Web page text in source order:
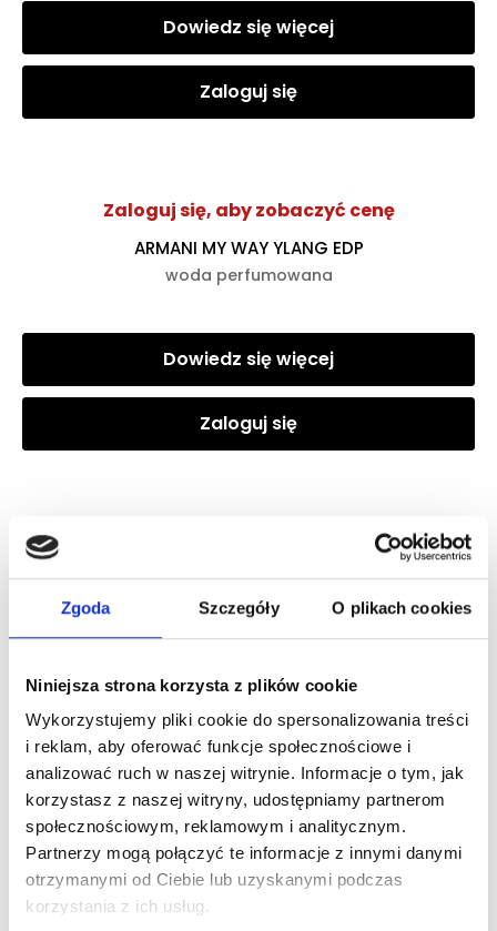
Zgoda Szczegóły O plikach cookies
Niniejsza strona korzysta z plików cookie
Wykorzystujemy pliki cookie do spersonalizowania treści
i reklam, aby oferować funkcje społecznościowe i
analizować ruch w naszej witrynie. Informacje o tym, jak
korzystasz z naszej witryny, udostępniamy partnerom
społecznościowym, reklamowym i analitycznym.
Partnerzy mogą połączyć te informacje z innymi danymi
otrzymanymi od Ciebie lub uzyskanymi podczas
korzystania z ich usług.
Dowiedz się więcej
Zaloguj się
Zaloguj się, aby zobaczyć cenę
ARMANI MY WAY YLANG EDP
woda perfumowana
Dowiedz się więcej
Zaloguj się
Zaloguj się, aby zobaczyć cenę
DOLCE&GABBANA DEVOTION POUR HOMME EDP
woda perfumowana
Zaloguj się
Dlaczego warto?
Oryginalny produkt z autoryzowanej
dystrybucji